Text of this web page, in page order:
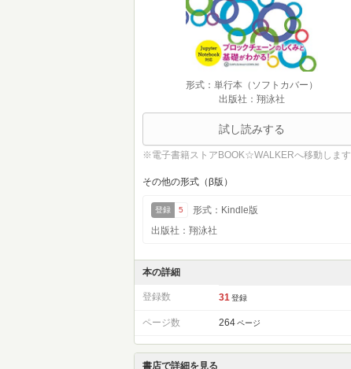
形式：単行本（ソフトカバー）
出版社：翔泳社
試し読みする
※電子書籍ストアBOOK☆WALKERへ移動します
その他の形式（β版）
登録 5
形式：Kindle版
出版社：翔泳社
本の詳細
登録数 31 登録
ページ数 264 ページ
書店で詳細を見る